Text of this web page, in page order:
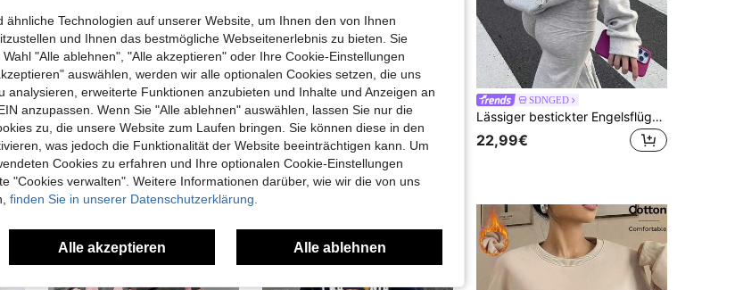
Women'S Millennium Tour Graphic T-Shirt - White Casual Crew Neck Short Sleeve Top
4
DrmWander Urlaub, Frühling, Resort Wear Damen Frühling Sommer Sweatshirt Strand
16,49€ 13,99€
SDNGED
Lässiger bestickter Engelsflügel Pullover Frühling
22,99€
ähnliche Technologien auf unserer Website, um Ihnen den von Ihnen
und Ihnen das bestmögliche Webseitenerlebnis zu bieten. Sie
"Alle ablehnen", "Alle akzeptieren" oder Ihre Cookie-Einstellungen
auswählen, werden wir alle optionalen Cookies setzen, die uns
analysieren, erweiterte Funktionen anzubieten und Inhalte und Anzeigen an
anzupassen. Wenn Sie "Alle ablehnen" auswählen, lassen Sie nur die
zu, die unsere Website zum Laufen bringen. Sie können diese in den
was jedoch die Funktionalität der Website beeinträchtigen kann. Um
Cookies zu erfahren und Ihre optionalen Cookie-Einstellungen
"Cookies verwalten". Weitere Informationen darüber, wie wir die von uns
finden Sie in unserer Datenschutzerklärung.
Alle akzeptieren Alle ablehnen